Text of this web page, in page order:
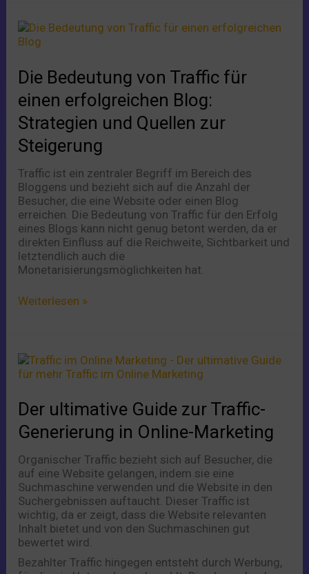
Die Bedeutung von Traffic für
einen erfolgreichen Blog:
Strategien und Quellen zur
Steigerung
Traffic ist ein zentraler Begriff im Bereich des
Bloggens und bezieht sich auf die Anzahl der
Besucher, die eine Website oder einen Blog
erreichen. Die Bedeutung von Traffic für den Erfolg
eines Blogs kann nicht genug betont werden, da er
direkten Einfluss auf die Reichweite, Sichtbarkeit und
letztendlich auch die
Monetarisierungsmöglichkeiten hat.
Die
Bedeutung
Traffic
für
einen
erfolgreichen
Blog:
Strategien
und
Quellen
zur
Steigerung
Weiterlesen »
Der ultimative Guide zur Traffic-
Generierung in Online-Marketing
Organischer Traffic bezieht sich auf Besucher, die
auf eine Website gelangen, indem sie eine
Suchmaschine verwenden und die Website in den
Suchergebnissen auftaucht. Dieser Traffic ist
wichtig, da er zeigt, dass die Website relevanten
Inhalt bietet und von den Suchmaschinen gut
bewertet wird.
Bezahlter Traffic hingegen entsteht durch Werbung,
Der
ultimative
zur
Traffic-
Generierung
in
Online-
Marketing